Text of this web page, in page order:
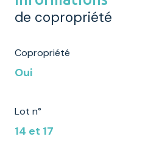
de copropriété
Copropriété
Oui
Lot n°
14 et 17